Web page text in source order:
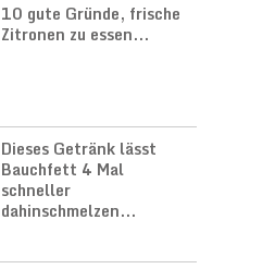
10 gute Gründe, frische
Zitronen zu essen...
Dieses Getränk lässt
Bauchfett 4 Mal
schneller
dahinschmelzen...